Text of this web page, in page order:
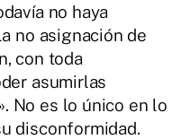
no haya
no asignación de
con toda
asumirlas
No es lo único en lo
disconformidad.